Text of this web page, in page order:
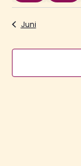
Juni